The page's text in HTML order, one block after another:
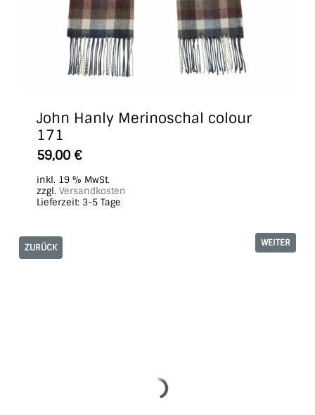
John Hanly Merinoschal colour
171
59,00 €
inkl. 19 % MwSt.
zzgl. Versandkosten
Lieferzeit: 3-5 Tage
ZURÜCK WEITER